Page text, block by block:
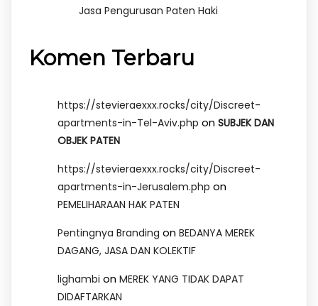
Jasa Pengurusan Paten Haki
Komen Terbaru
https://stevieraexxx.rocks/city/Discreet-
apartments-in-Tel-Aviv.php on SUBJEK DAN
OBJEK PATEN
https://stevieraexxx.rocks/city/Discreet-
apartments-in-Jerusalem.php on
PEMELIHARAAN HAK PATEN
Pentingnya Branding on BEDANYA MEREK
DAGANG, JASA DAN KOLEKTIF
lighambi on MEREK YANG TIDAK DAPAT
DIDAFTARKAN